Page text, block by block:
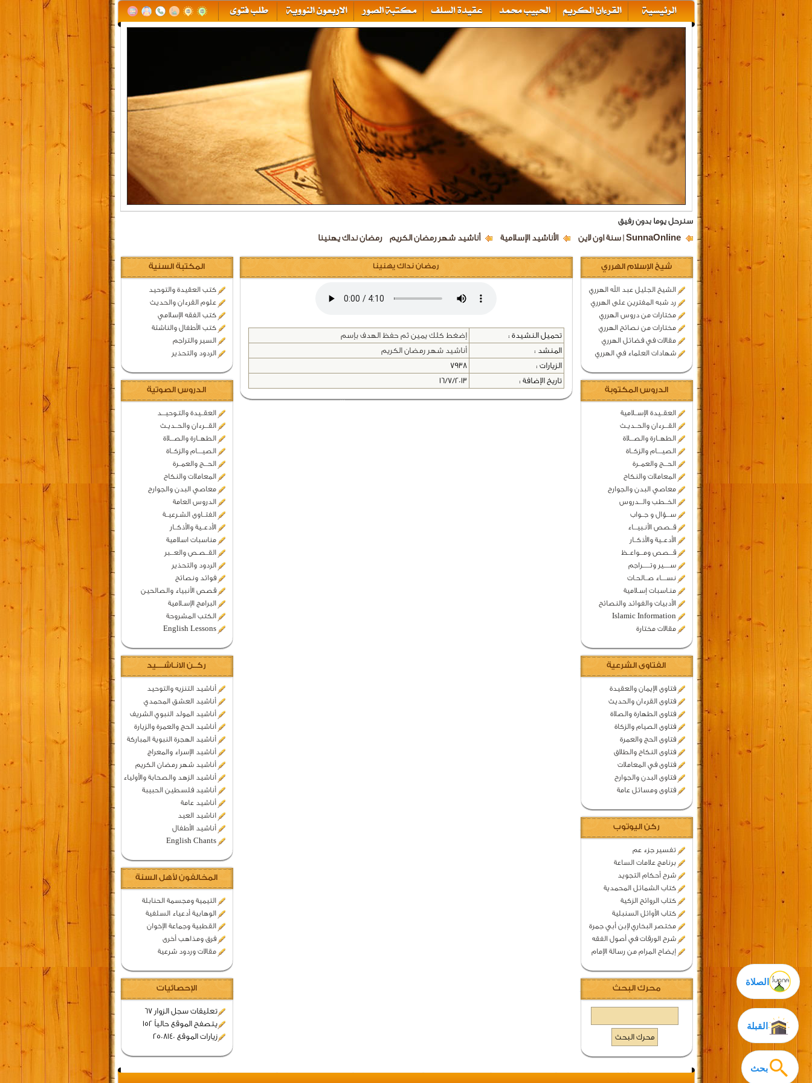
سنرحل يوما بدون رفيق
SunnaOnline | سنة اون لاين الأناشيد الإسلامية أناشيد شهر رمضان الكريم رمضان نداك يهنينا
بحث
الصلاة
شيخ الإسلام الهرري
الشيخ الجليل عبد الله الهرري
رد شبه المفترين على الهرري
مختارات من دروس الهرري
مختارات من نصائح الهرري
مقالات في فضائل الهرري
شهادات العلماء في الهرري
الدروس المكتوبة
العقــيدة الإســلامية
القـــرءان والحــديـث
الطهــارة والصـــلاة
الصيــــام والزكــاة
الحـــج والعمــرة
المعاملات والنكاح
معاصي البدن والجوارح
الخــطب والـــدروس
ســـؤال و جــواب
قــصص الأنـبيـــاء
الأدعــية والأذكــار
قـــصص ومـــواعــظ
ســـــير وتــــــراجم
نســــاء صــالحـات
منـاسبات إسـلامية
الأدبيات والفوائد والنصائح
Islamic Information
مقالات مختارة
الفتاوى الشرعية
فتاوى الإيمان والعقيدة
فتاوى القرءان والحديث
فتاوى الطهارة والصلاة
فتاوى الصيام والزكاة
فتاوى الحج والعمرة
فتاوى النكاح والطلاق
فتاوى في المعاملات
فتاوى البدن والجوارح
فتاوى ومسائل عامة
ركن اليوتوب
تفسير جزء عم
برنامج علامات الساعة
شرح أحكام التجويد
كتاب الشمائل المحمدية
كتاب الروائح الزكية
كتاب الأوائل السنبلية
مختصر البخاري لإبن أبي جمرة
شرح الورقات في أصول الفقه
إيضاح المرام من رسالة الإمام
محرك البحث
القبلة
المكتبة السنية
كتب العقيدة والتوحيد
علوم القرءان والحديث
كتب الفقه الإسلامي
كتب الأطفال والناشئة
السير والتراجم
الردود والتحذير
الدروس الصوتية
العقــيدة والتـوحيـــد
القـــرءان والحــديـث
الطهــارة والصـــلاة
الصيــــام والزكــاة
الحـــج والعمــرة
المعاملات والنكاح
معاصي البدن والجوارح
الدروس العامة
الفتــاوى الشـرعيــة
الأدعــية والأذكــار
مناسبات اسلامية
القــصـص والعـــبر
الردود والتحذير
فوائد ونصائح
قصص الأنبياء والصالحين
البرامج الإسـلامية
الكتب المشروحة
English Lessons
ركــن الانـاشــــيد
أناشيد التنزيه والتوحيد
أناشيد العشق المحمدي
أناشيد المولد النبوي الشريف
أناشيد الحج والعمرة والزيارة
أناشيد الهجرة النبوية المباركة
أناشيد الإسراء والمعراج
أناشيد شهر رمضان الكريم
أناشيد الزهد والصحابة والأولياء
أناشيد فلسطين الحبيبة
أناشيد عامة
اناشيد العيد
أناشيد الأطفال
English Chants
المخالفون لأهل السنة
التيمية ومجسمة الحنابلة
الوهابية أدعياء السلفية
القطبية وجماعة الإخوان
فرق ومذاهب أخرى
مقالات وردود شرعية
الإحصائيات
تعليقات سجل الزوار 67
يتصفح الموقع حالياً 152
زيارات الموقع 2508140
رمضان نداك يهنينا
تحميل النشيدة :
إضغط كلك يمين ثم حفظ الهدف بإسم
المنشد :
أناشيد شهر رمضان الكريم
الزيارات :
7938
تاريخ الإضافة :
16/7/2013